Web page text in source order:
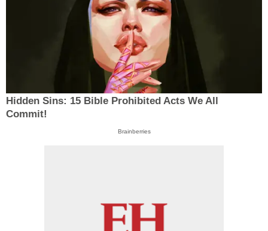
Hidden Sins: 15 Bible Prohibited Acts We All
Commit!
Brainberries